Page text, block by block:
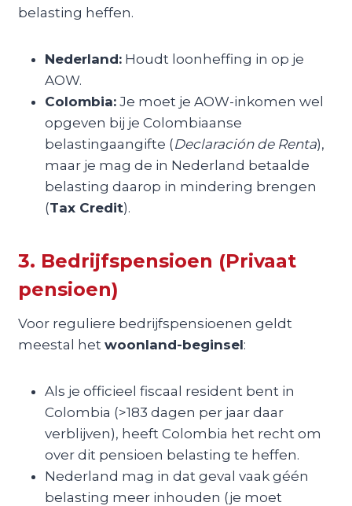
belasting heffen.
Nederland:Houdt loonheffing in op je
AOW.
Colombia:Je moet je AOW-inkomen wel
opgeven bij je Colombiaanse
belastingaangifte (Declaración de Renta),
maar je mag de in Nederland betaalde
belasting daarop in mindering brengen
(Tax Credit).
3. Bedrijfspensioen (Privaat
pensioen)
Voor reguliere bedrijfspensioenen geldt
meestal het woonland-beginsel:
Als je officieel fiscaal resident bent in
Colombia (>183 dagen per jaar daar
verblijven), heeft Colombia het recht om
over dit pensioen belasting te heffen.
Nederland mag in dat geval vaak géén
belasting meer inhouden (je moet